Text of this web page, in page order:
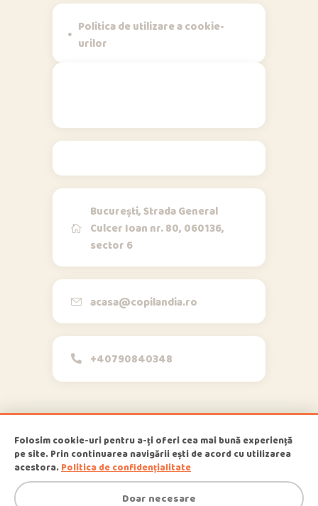
Politica de utilizare a cookie-
urilor
București, Strada General
Culcer Ioan nr. 80, 060136,
sector 6
acasa@copilandia.ro
+40790840348
© 2026Copilandia, All Rights
Reserved
Folosim cookie-uri pentru a-ți oferi cea mai bună experiență
pe site. Prin continuarea navigării ești de acord cu utilizarea
acestora. Politica de confidențialitate
Doar necesare
Bună!